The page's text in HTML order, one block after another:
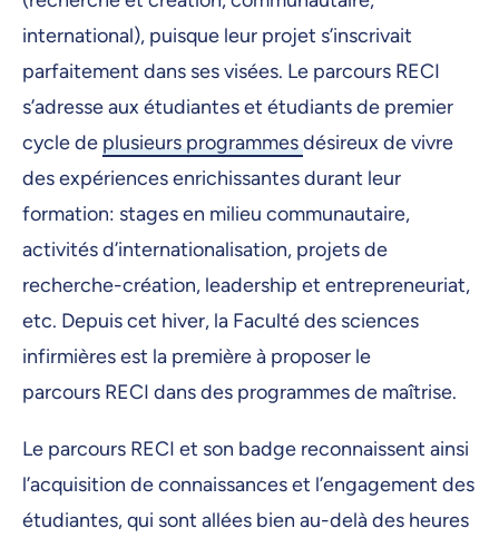
international), puisque leur projet s’inscrivait
parfaitement dans ses visées. Le parcours RECI
s’adresse aux étudiantes et étudiants de premier
cycle de plusieurs programmesdésireux de vivre
des expériences enrichissantes durant leur
formation: stages en milieu communautaire,
activités d’internationalisation, projets de
recherche-création, leadership et entrepreneuriat,
etc. Depuis cet hiver, la Faculté des sciences
infirmières est la première à proposer le
parcours RECI dans des programmes de maîtrise.
Le parcours RECI et son badge reconnaissent ainsi
l’acquisition de connaissances et l’engagement des
étudiantes, qui sont allées bien au-delà des heures